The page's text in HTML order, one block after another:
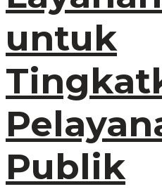
untuk
Publik